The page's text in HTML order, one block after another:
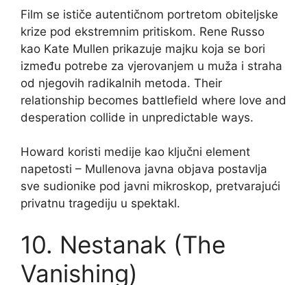
Film se ističe autentičnom portretom obiteljske
krize pod ekstremnim pritiskom. Rene Russo
kao Kate Mullen prikazuje majku koja se bori
između potrebe za vjerovanjem u muža i straha
od njegovih radikalnih metoda. Their
relationship becomes battlefield where love and
desperation collide in unpredictable ways.
Howard koristi medije kao ključni element
napetosti – Mullenova javna objava postavlja
sve sudionike pod javni mikroskop, pretvarajući
privatnu tragediju u spektakl.
10. Nestanak (The
Vanishing)